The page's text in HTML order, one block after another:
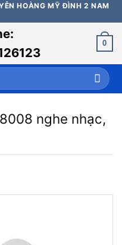
HOÀNG MỸ ĐÌNH 2 NAM
0
nghe nhạc,